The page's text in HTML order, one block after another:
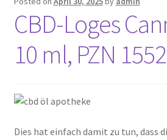
Nyheter/News
Om/About
Service/Services
CBD-Loges
10 ml, PZN
Dies hat einfach damit zu tun, dass